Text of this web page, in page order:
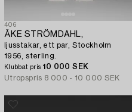
406
ÅKE STRÖMDAHL,
ljusstakar, ett par, Stockholm
1956, sterling.
Klubbat pris 10 000 SEK
Utropspris 8 000 - 10 000 SEK